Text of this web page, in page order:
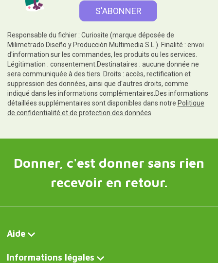
Responsable du fichier : Curiosite (marque déposée de
Milimetrado Diseño y Producción Multimedia S.L.). Finalité : envoi
d'information sur les commandes, les produits ou les services.
Légitimation : consentement.Destinataires : aucune donnée ne
sera communiquée à des tiers. Droits : accès, rectification et
suppression des données, ainsi que d'autres droits, comme
indiqué dans les informations complémentaires.Des informations
détaillées supplémentaires sont disponibles dans notre Politique
de confidentialité et de protection des données
Donner, c'est donner sans rien
recevoir en retour.
Aide
Informations légales